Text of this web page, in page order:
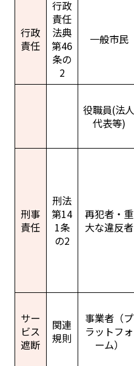
行政
責任
行政
責任
法典
第46
条の
2
一般市民
役職員(法人
代表等)
刑事
責任
刑法
第14
1条
の2
再犯者・重
大な違反者
サー
ビス
遮断
関連
規則
事業者（プ
ラットフォ
ーム）